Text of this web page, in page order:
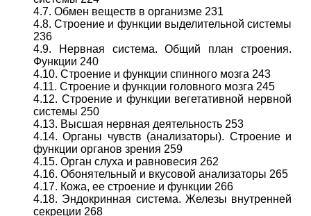
4.7. Обмен веществ в организме 231
4.8. Строение и функции выделительной системы
236
4.9. Нервная система. Общий план строения.
Функции 240
4.10. Строение и функции спинного мозга 243
4.11. Строение и функции головного мозга 245
4.12. Строение и функции вегетативной нервной
системы 250
4.13. Высшая нервная деятельность 253
4.14. Органы чувств (анализаторы). Строение и
функции органов зрения 259
4.15. Орган слуха и равновесия 262
4.16. Обонятельный и вкусовой анализаторы 265
4.17. Кожа, ее строение и функции 266
4.18. Эндокринная система. Железы внутренней
секреции 268